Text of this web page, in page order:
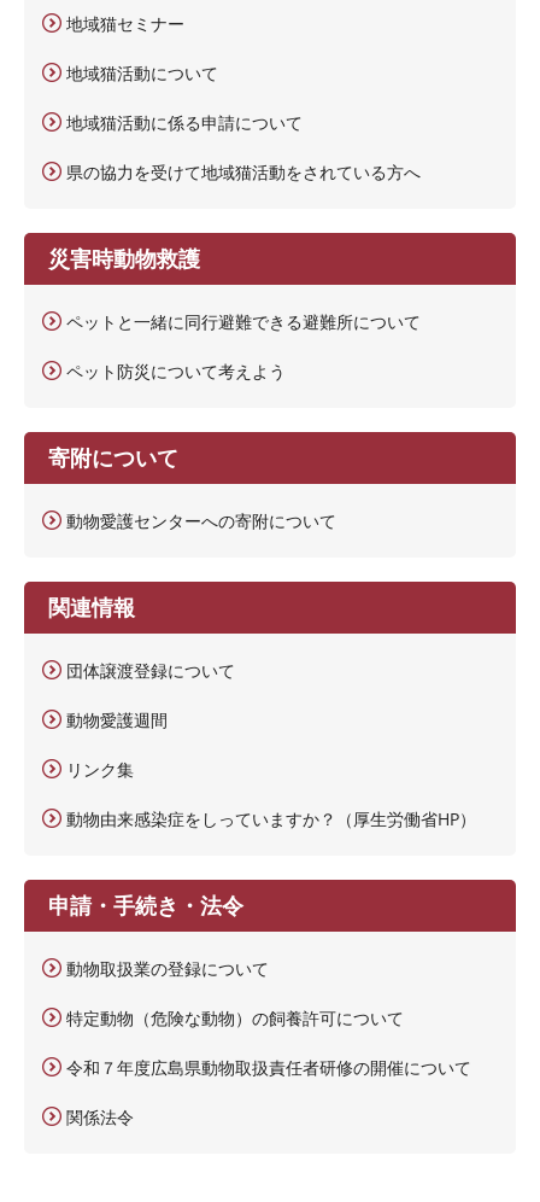
地域猫セミナー
地域猫活動について
地域猫活動に係る申請について
県の協力を受けて地域猫活動をされている方へ
災害時動物救護
ペットと一緒に同行避難できる避難所について
ペット防災について考えよう
寄附について
動物愛護センターへの寄附について
関連情報
団体譲渡登録について
動物愛護週間
リンク集
動物由来感染症をしっていますか？（厚生労働省HP）
申請・手続き・法令
動物取扱業の登録について
特定動物（危険な動物）の飼養許可について
令和７年度広島県動物取扱責任者研修の開催について
関係法令